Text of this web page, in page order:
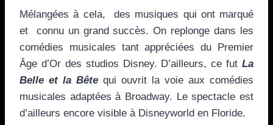
Mélangées à cela, des musiques qui ont marqué
et connu un grand succès. On replonge dans les
comédies musicales tant appréciées du Premier
Âge d’Or des studios Disney. D’ailleurs, ce fut La
Belle et la Bête qui ouvrit la voie aux comédies
musicales adaptées à Broadway. Le spectacle est
d’ailleurs encore visible à Disneyworld en Floride.